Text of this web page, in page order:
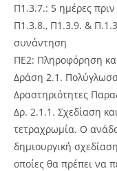
Π1.3.7.: 5 ημέρες
Π1.3.8., Π1.3.9. &
συνάντηση
ΠΕ2: Πληροφόρηση
Δράση 2.1.
Δραστηριότητες
Δρ. 2.1.1. Σχεδίαση
τετραχρωμία. Ο
δημιουργική
οποίες θα πρέπει να